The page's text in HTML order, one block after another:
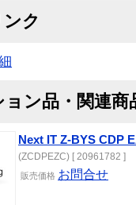
ク
ョン品・関連商
Next IT Z-BYS CDP
(ZCDPEZC) [ 20961782 ]
販売価格 お問合せ